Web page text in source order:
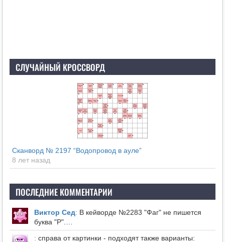
СЛУЧАЙНЫЙ КРОССВОРД
Сканворд № 2197 “Водопровод в ауле”
8 лет назад
ПОСЛЕДНИЕ КОММЕНТАРИИ
Виктор Сед: В кейворде №2283 "Фаг" не пишется
буква "Р".…
: справа от картинки - подходят также варианты: